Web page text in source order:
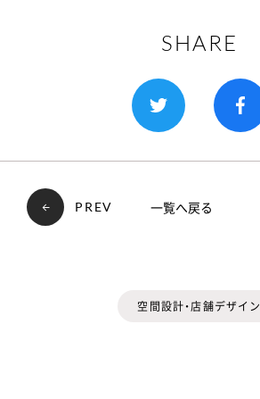
SHARE
PREV 一覧へ戻る
空間設計・店舗デザイン